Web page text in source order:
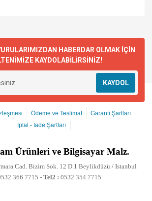
HABERDAR OLMAK İÇİN
KAYDOLABİLİRSİNİZ!
KAYDOL
Ödeme ve Teslimat
Garanti Şartları
İptal - İade Şartları
Ürünleri ve Bilgisayar Malz.
Cad. Bizim Sok. 12 D.1 Beylikdüzü / Istanbul
366 7715 -Tel2 : 0532 354 7715